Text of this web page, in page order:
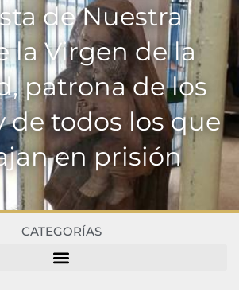
de Nuestra
la Virgen de la
patrona de los
de todos los que
en prisión
CATEGORÍAS